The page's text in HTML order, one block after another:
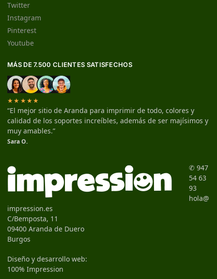
Twitter
Instagram
Pinterest
Youtube
MÁS DE 7.500 CLIENTES SATISFECHOS
★★★★★
“El mejor sitio de Aranda para imprimir de todo, colores y
calidad de los soportes increíbles, además de ser majísimos y
muy amables.”
Sara O.
✆ 947
54 63
93
hola@
impression.es
C/Bemposta, 11
09400 Aranda de Duero
Burgos
Diseño y desarrollo web:
100% Impression